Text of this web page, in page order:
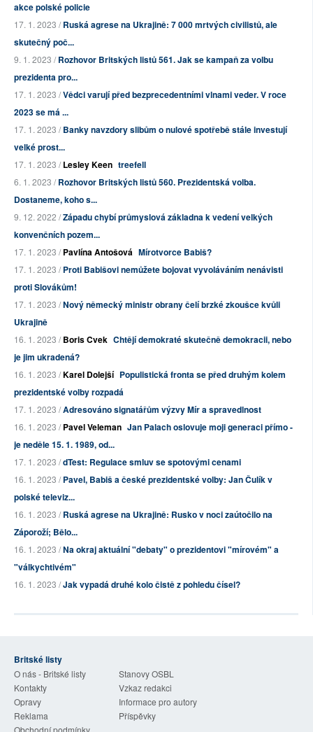
akce polské policie
17. 1. 2023 /Ruská agrese na Ukrajině: 7 000 mrtvých civilistů, ale
skutečný poč...
9. 1. 2023 /Rozhovor Britských listů 561. Jak se kampaň za volbu
prezidenta pro...
17. 1. 2023 /Vědci varují před bezprecedentními vlnami veder. V roce
2023 se má ...
17. 1. 2023 /Banky navzdory slibům o nulové spotřebě stále investují
velké prost...
17. 1. 2023 /Lesley Keen treefell
6. 1. 2023 /Rozhovor Britských listů 560. Prezidentská volba.
Dostaneme, koho s...
9. 12. 2022 /Západu chybí průmyslová základna k vedení velkých
konvenčních pozem...
17. 1. 2023 /Pavlína Antošová Mírotvorce Babiš?
17. 1. 2023 /Proti Babišovi nemůžete bojovat vyvoláváním nenávisti
proti Slovákům!
17. 1. 2023 /Nový německý ministr obrany čelí brzké zkoušce kvůli
Ukrajině
16. 1. 2023 /Boris Cvek Chtějí demokraté skutečně demokracii, nebo
je jim ukradená?
16. 1. 2023 /Karel Dolejší Populistická fronta se před druhým kolem
prezidentské volby rozpadá
17. 1. 2023 /Adresováno signatářům výzvy Mír a spravedlnost
16. 1. 2023 /Pavel Veleman Jan Palach oslovuje moji generaci přímo -
je neděle 15. 1. 1989, od...
17. 1. 2023 /dTest: Regulace smluv se spotovými cenami
16. 1. 2023 /Pavel, Babiš a české prezidentské volby: Jan Čulík v
polské televiz...
16. 1. 2023 /Ruská agrese na Ukrajině: Rusko v noci zaútočilo na
Záporoží; Bělo...
16. 1. 2023 /Na okraj aktuální "debaty" o prezidentovi "mírovém" a
"válkychtivém"
16. 1. 2023 /Jak vypadá druhé kolo čistě z pohledu čísel?
Britské listy
O nás - Britské listy
Stanovy OSBL
Kontakty
Vzkaz redakci
Opravy
Informace pro autory
Reklama
Příspěvky